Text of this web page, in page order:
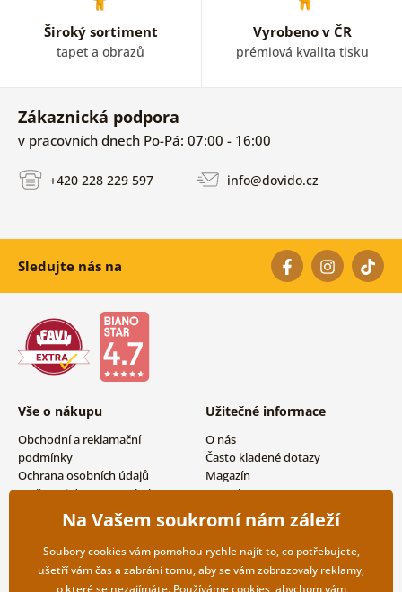
Široký sortiment
tapet a obrazů
Vyrobeno v ČR
prémiová kvalita tisku
Zákaznická podpora
v pracovních dnech Po-Pá: 07:00 - 16:00
+420 228 229 597 info@dovido.cz
Sledujte nás na
Vše o nákupu
Obchodní a reklamační
podmínky
Ochrana osobních údajů
Možnosti dopravy a platby
Vrácení zboží
Užitečné informace
O nás
Často kladené dotazy
Magazín
Kontakty
Velkoobchodní spolupráce
Na Vašem soukromí nám záleží
Soubory cookies vám pomohou rychle najít to, co potřebujete,
ušetří vám čas a zabrání tomu, aby se vám zobrazovaly reklamy,
o které se nezajímáte. Používámecookies, abychom vám